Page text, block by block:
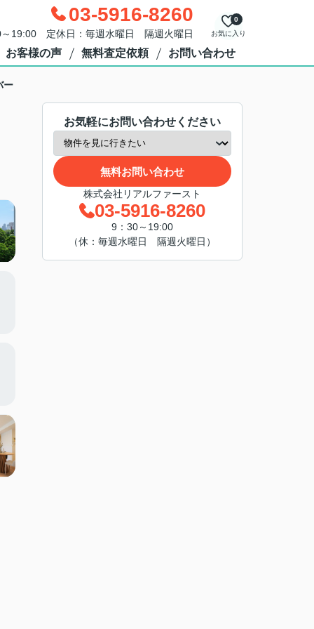
03-5916-8260
～19:00 定休日：毎週水曜日 隔週火曜日 お気に入り
0
お客様の声 無料査定依頼 お問い合わせ
ー
お気軽にお問い合わせください
無料お問い合わせ
株式会社リアルファースト
03-5916-8260
9：30～19:00
（休：毎週水曜日 隔週火曜日）